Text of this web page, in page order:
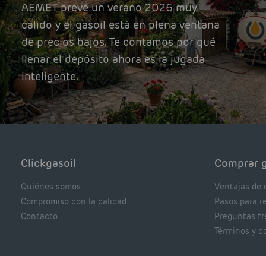
AEMET prevé un verano 2026 muy
cálido y el gasoil está en plena ventana
de precios bajos. Te contamos por qué
llenar el depósito ahora es la jugada
inteligente.
Clickgasoil
Quiénes somos
Compromiso con la calidad
Contacto
Comprar
Ventajas de
Pasos para
Preguntas
Términos y